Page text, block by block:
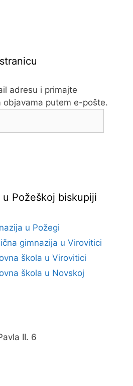
adresu i primajte
objavama putem e-pošte.
Požeškoj biskupiji
u Požegi
gimnazija u Virovitici
škola u Virovitici
škola u Novskoj
II. 6